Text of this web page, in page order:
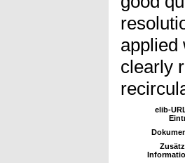
applied
clearly
elib-